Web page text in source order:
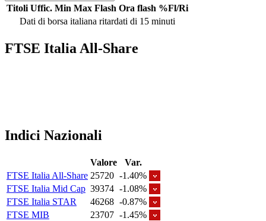
Titoli Uffic. Min Max Flash Ora flash %Fl/Ri
Dati di borsa italiana ritardati di 15 minuti
FTSE Italia All-Share
Indici Nazionali
Valore
Var.
FTSE Italia All-Share 25720 -1.40%
FTSE Italia Mid Cap 39374 -1.08%
FTSE Italia STAR
46268 -0.87%
FTSE MIB
23707 -1.45%